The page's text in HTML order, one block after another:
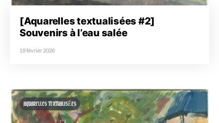
[Aquarelles textualisées #2]
Souvenirs à l’eau salée
19 février 2026
AQUARELLES TEXTUALISÉES